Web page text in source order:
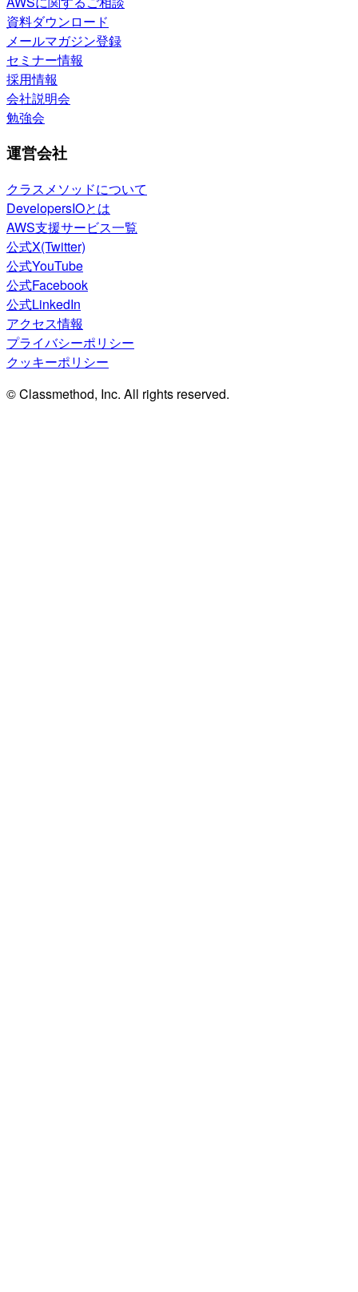
資料ダウンロード
メールマガジン登録
セミナー情報
採用情報
会社説明会
勉強会
運営会社
クラスメソッドについて
DevelopersIOとは
AWS支援サービス一覧
公式X(Twitter)
公式YouTube
公式Facebook
公式LinkedIn
アクセス情報
プライバシーポリシー
クッキーポリシー
© Classmethod, Inc. All rights reserved.